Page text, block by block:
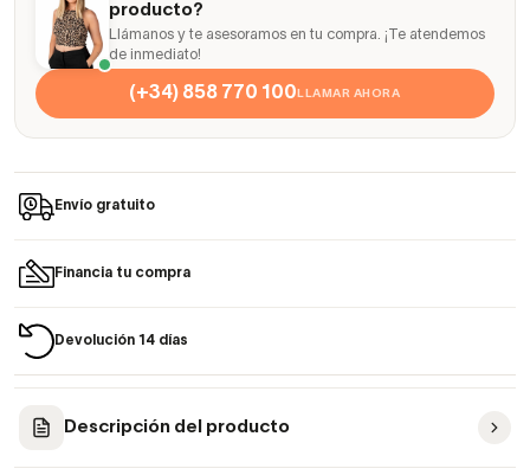
producto?
Llámanos y te asesoramos en tu compra. ¡Te atendemos
de inmediato!
(+34) 858 770 100LLAMAR AHORA
Envío gratuito
Financia tu compra
Devolución 14 días
Descripción del producto